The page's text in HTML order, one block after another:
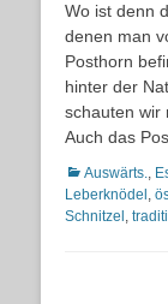
Wo ist denn
denen man
Posthorn
hinter der
schauten wir
Auch das
Kategorien
Auswärts.,
Leberknödel ,
Schnitzel ,